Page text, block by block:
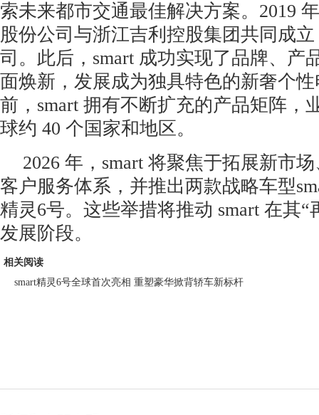
索未来都市交通最佳解决方案。2019
股份公司与浙江吉利控股集团共同成立
司。此后，smart 成功实现了品牌、产
面焕新，发展成为独具特色的新奢个
前，smart 拥有不断扩充的产品矩阵，
球约 40 个国家和地区。
2026 年，smart 将聚焦于拓展新市场
客户服务体系，并推出两款战略车型
精灵6号。这些举措将推动 smart 在其“
发展阶段。
相关阅读
smart精灵6号全球首次亮相 重塑豪华掀背轿车新标杆